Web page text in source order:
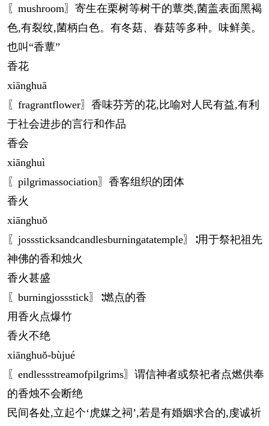
〖mushroom〗寄生在栗树等树干的蕈类,菌盖表面黑褐
色,有裂纹,菌柄白色。有冬菇、春菇等多种。味鲜美。
也叫“香蕈”
香花
xiānghuā
〖fragrantflower〗香味芬芳的花,比喻对人民有益,有利
于社会进步的言行和作品
香会
xiānghuì
〖pilgrimassociation〗香客组织的团体
香火
xiānghuǒ
〖josssticksandcandlesburningatatemple〗∶用于祭祀祖先
神佛的香和烛火
香火甚盛
〖burningjossstick〗∶燃点的香
用香火点爆竹
香火不绝
xiānghuǒ-bùjué
〖endlessstreamofpilgrims〗谓信神者或祭祀者点燃供奉
的香烛不会断绝
民间各处,立起个‘虎媒之祠’,若是有婚姻求合的,虔诚祈